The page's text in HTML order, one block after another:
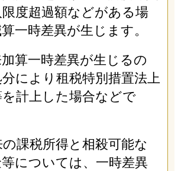
度超過額などがある場
一時差異が生じます。
算一時差異が生じるの
により租税特別措置法上
計上した場合などで
課税所得と相殺可能な
については、一時差異